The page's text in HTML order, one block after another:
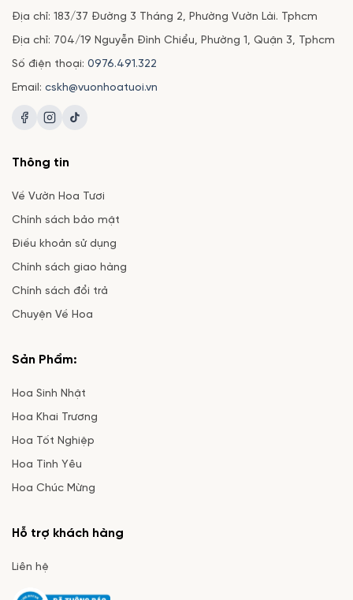
Địa chỉ: 183/37 Đường 3 Tháng 2, Phường Vườn Lài. Tphcm
Địa chỉ: 704/19 Nguyễn Đình Chiểu, Phường 1, Quận 3, Tphcm
Số điện thoại: 0976.491.322
Email: cskh@vuonhoatuoi.vn
Thông tin
Về Vườn Hoa Tươi
Chính sách bảo mật
Điều khoản sử dụng
Chính sách giao hàng
Chính sách đổi trả
Chuyện Về Hoa
Sản Phẩm:
Hoa Sinh Nhật
Hoa Khai Trương
Hoa Tốt Nghiệp
Hoa Tình Yêu
Hoa Chúc Mừng
Hỗ trợ khách hàng
Liên hệ